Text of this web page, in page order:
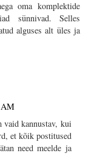
oma komplektide
sünnivad. Selles
alguses alt üles ja
AM
vaid kannustav, kui
et kõik postitused
need meelde ja